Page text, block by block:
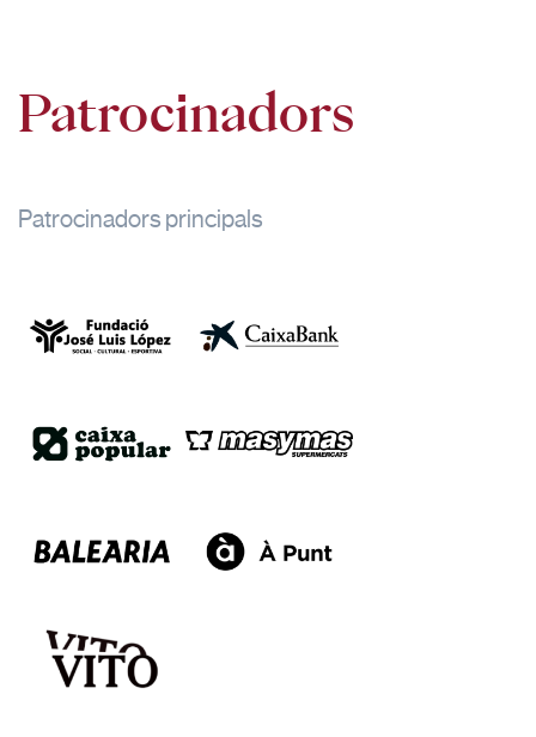
Patrocinadors
Patrocinadors principals